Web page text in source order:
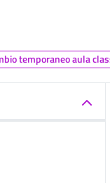
temporaneo aula